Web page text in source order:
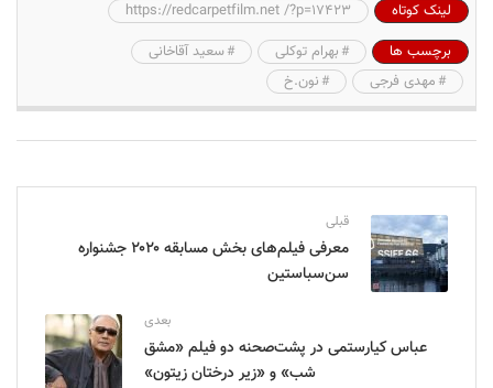
لینک کوتاه
https://redcarpetfilm.net /?p=17423
برچسب ها
بهرام توکلی
سعید آقاخانی
مهدی فرجی
نون.خ
قبلی
معرفی فیلم‌های بخش مسابقه ۲۰۲۰ جشنواره
سن‌سباستین
بعدی
عباس کیارستمی در پشت‌صحنه دو فیلم «مشق
شب»‌ و «زیر درختان زیتون»